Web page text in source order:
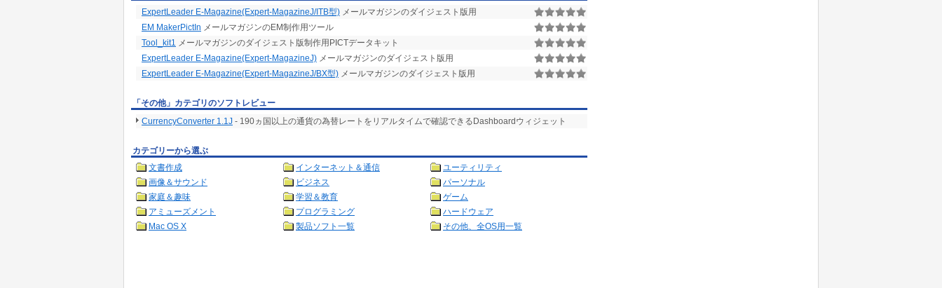
ExpertLeader E-Magazine(Expert-MagazineJ/ITB型) メールマガジンのダイジェスト版用
EM MakerPictIn メールマガジンのEM制作用ツール
Tool_kit1 メールマガジンのダイジェスト版制作用PICTデータキット
ExpertLeader E-Magazine(Expert-MagazineJ) メールマガジンのダイジェスト版用
ExpertLeader E-Magazine(Expert-MagazineJ/BX型) メールマガジンのダイジェスト版用
「その他」カテゴリのソフトレビュー
CurrencyConverter 1.1J - 190ヵ国以上の通貨の為替レートをリアルタイムで確認できるDashboardウィジェット
カテゴリーから選ぶ
文書作成
インターネット＆通信
ユーティリティ
画像＆サウンド
ビジネス
パーソナル
家庭＆趣味
学習＆教育
ゲーム
アミューズメント
プログラミング
ハードウェア
Mac OS X
製品ソフト一覧 その他、全OS用一覧